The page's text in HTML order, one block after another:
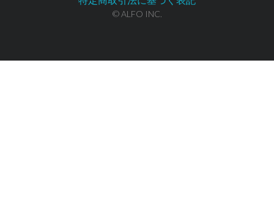
© ALFO INC.